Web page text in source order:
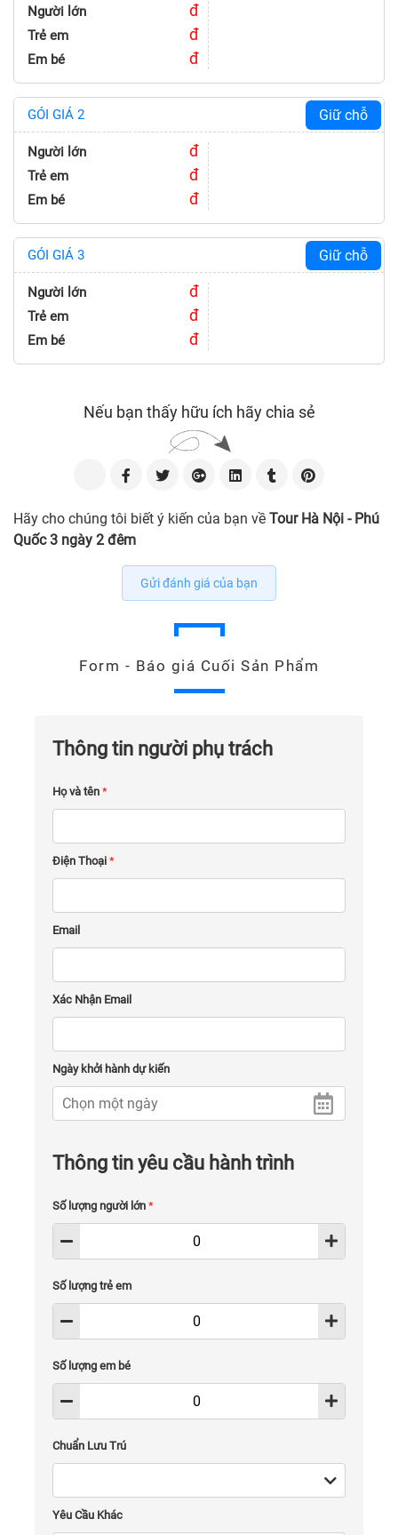
Người lớn đ
Trẻ em đ
Em bé đ
GÓI GIÁ 2
Người lớn đ
Trẻ em đ
Em bé đ
Giữ chỗ
GÓI GIÁ 3
Người lớn đ
Trẻ em đ
Em bé đ
Giữ chỗ
Nếu bạn thấy hữu ích hãy chia sẻ
Hãy cho chúng tôi biết ý kiến của bạn về Tour Hà Nội - Phú
Quốc 3 ngày 2 đêm
Gửi đánh giá của bạn
Form - Báo giá Cuối Sản Phẩm
Thông tin người phụ trách
Họ và tên *
Điện Thoại *
Email
Xác Nhận Email
Ngày khởi hành dự kiến
Thông tin yêu cầu hành trình
Số lượng người lớn *
Số lượng trẻ em
Số lượng em bé
Chuẩn Lưu Trú
Yêu Cầu Khác